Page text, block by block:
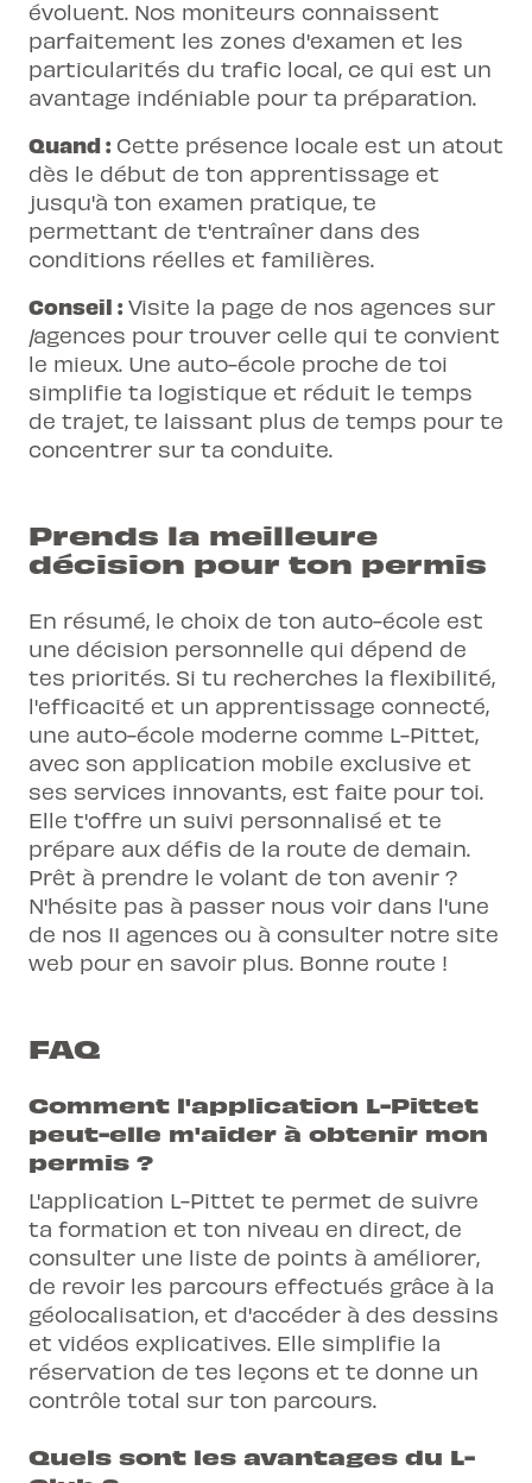
évoluent. Nos moniteurs connaissent
parfaitement les zones d'examen et les
particularités du trafic local, ce qui est un
avantage indéniable pour ta préparation.
Quand : Cette présence locale est un atout
dès le début de ton apprentissage et
jusqu'à ton examen pratique, te
permettant de t'entraîner dans des
conditions réelles et familières.
Conseil : Visite la page de nos agences sur
/agences pour trouver celle qui te convient
le mieux. Une auto-école proche de toi
simplifie ta logistique et réduit le temps
de trajet, te laissant plus de temps pour te
concentrer sur ta conduite.
Prends la meilleure
décision pour ton permis
En résumé, le choix de ton auto-école est
une décision personnelle qui dépend de
tes priorités. Si tu recherches la flexibilité,
l'efficacité et un apprentissage connecté,
une auto-école moderne comme L-Pittet,
avec son application mobile exclusive et
ses services innovants, est faite pour toi.
Elle t'offre un suivi personnalisé et te
prépare aux défis de la route de demain.
Prêt à prendre le volant de ton avenir ?
N'hésite pas à passer nous voir dans l'une
de nos 11 agences ou à consulter notre site
web pour en savoir plus. Bonne route !
FAQ
Comment l'application L-Pittet
peut-elle m'aider à obtenir mon
permis ?
L'application L-Pittet te permet de suivre
ta formation et ton niveau en direct, de
consulter une liste de points à améliorer,
de revoir les parcours effectués grâce à la
géolocalisation, et d'accéder à des dessins
et vidéos explicatives. Elle simplifie la
réservation de tes leçons et te donne un
contrôle total sur ton parcours.
Quels sont les avantages du L-